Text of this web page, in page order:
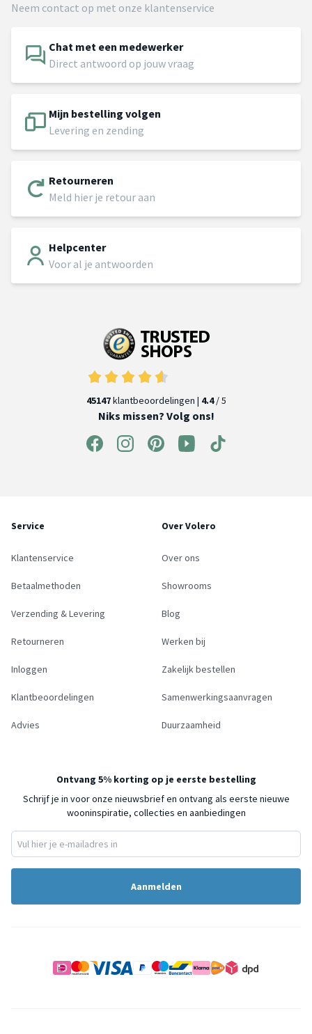
Neem contact op met onze klantenservice
Chat met een medewerker
Direct antwoord op jouw vraag
Mijn bestelling volgen
Levering en zending
Retourneren
Meld hier je retour aan
Helpcenter
Voor al je antwoorden
45147klantbeoordelingen | 4.4/ 5
Niks missen? Volg ons!
Service
Klantenservice
Betaalmethoden
Verzending & Levering
Retourneren
Inloggen
Klantbeoordelingen
Advies
Over Volero
Over ons
Showrooms
Blog
Werken bij
Zakelijk bestellen
Samenwerkingsaanvragen
Duurzaamheid
Ontvang 5% korting op je eerste bestelling
Schrijf je in voor onze nieuwsbrief en ontvang als eerste nieuwe
wooninspiratie, collecties en aanbiedingen
Aanmelden